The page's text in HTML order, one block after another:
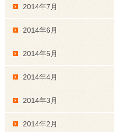
2014年7月
2014年6月
2014年5月
2014年4月
2014年3月
2014年2月